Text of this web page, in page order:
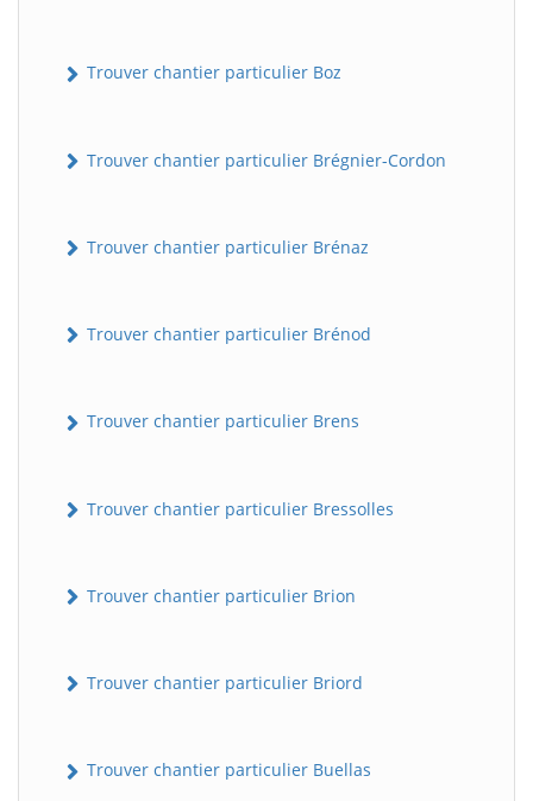
Trouver chantier particulier Boz
Trouver chantier particulier Brégnier-Cordon
Trouver chantier particulier Brénaz
Trouver chantier particulier Brénod
Trouver chantier particulier Brens
Trouver chantier particulier Bressolles
Trouver chantier particulier Brion
Trouver chantier particulier Briord
Trouver chantier particulier Buellas